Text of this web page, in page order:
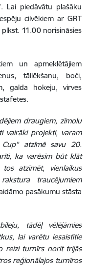
Lai piedāvātu plašāku
cilvēkiem ar GRT
11.00 norisināsies
un apmeklētājiem
tāllēkšanu, boči,
galda hokeju, virves
draugiem, zīmolu
vairāki projekti, varam
atzīmē savu 20.
ka varēsim būt klāt
atzīmēt, vienlaikus
traucējumiem
pasākumu stāsta
tādēļ vēlējāmies
lai varētu iesaistītie
reizi turnīrs norit trijās
reģionālajos turnīros